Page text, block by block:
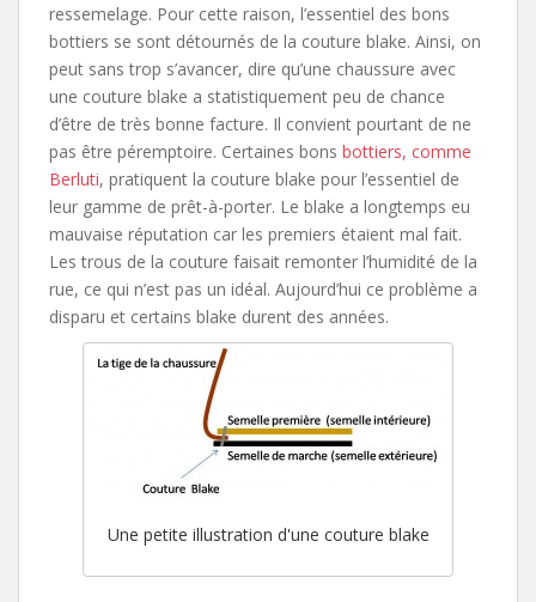
ressemelage. Pour cette raison, l’essentiel des bons
bottiers se sont détournés de la couture blake. Ainsi, on
peut sans trop s’avancer, dire qu’une chaussure avec
une couture blake a statistiquement peu de chance
d’être de très bonne facture. Il convient pourtant de ne
pas être péremptoire. Certaines bons bottiers, comme
Berluti, pratiquent la couture blake pour l’essentiel de
leur gamme de prêt-à-porter. Le blake a longtemps eu
mauvaise réputation car les premiers étaient mal fait.
Les trous de la couture faisait remonter l’humidité de la
rue, ce qui n’est pas un idéal. Aujourd’hui ce problème a
disparu et certains blake durent des années.
Une petite illustration d'une couture blake